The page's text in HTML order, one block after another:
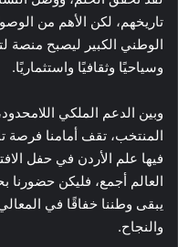
تاريخهم، لكن الأهم من
الوطني الكبير ليصبح منصة
وسياحيًا وثقافيًا واستثماريًا.
وبين الدعم الملكي
المنتخب، تقف أمامنا فرصة
فيها علم الأردن في حفل
العالم أجمع، فليكن حضورنا
يبقى وطننا خفاقًا في
والنجاح.